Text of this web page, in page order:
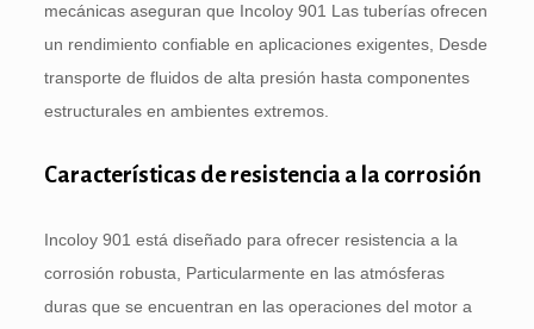
mecánicas aseguran que Incoloy 901 Las tuberías ofrecen
un rendimiento confiable en aplicaciones exigentes, Desde
transporte de fluidos de alta presión hasta componentes
estructurales en ambientes extremos.
Características de resistencia a la corrosión
Incoloy 901 está diseñado para ofrecer resistencia a la
corrosión robusta, Particularmente en las atmósferas
duras que se encuentran en las operaciones del motor a